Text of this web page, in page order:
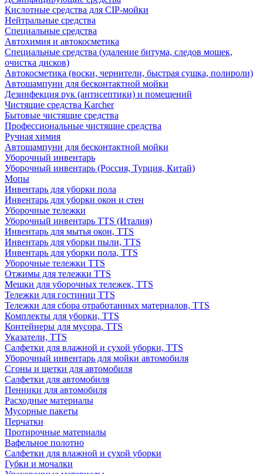
Кислотные средства для CIP-мойки
Нейтральные средства
Специальные средства
Автохимия и автокосметика
Специальные средства (удаление битума, следов мошек,
очистка дисков)
Автокосметика (воски, чернители, быстрая сушка, полироли)
Автошампуни для бесконтактной мойки
Дезинфекция рук (антисептики) и помещений
Чистящие средства Karcher
Бытовые чистящие средства
Профессиональные чистящие средства
Ручная химия
Автошампуни для бесконтактной мойки
Уборочный инвентарь
Уборочный инвентарь (Россия, Турция, Китай)
Мопы
Инвентарь для уборки пола
Инвентарь для уборки окон и стен
Уборочные тележки
Уборочный инвентарь TTS (Италия)
Инвентарь для мытья окон, TTS
Инвентарь для уборки пыли, TTS
Инвентарь для уборки пола, TTS
Уборочные тележки TTS
Отжимы для тележки TTS
Мешки для уборочных тележек, TTS
Тележки для гостиниц TTS
Тележки для сбора отработанных материалов, TTS
Комплекты для уборки, TTS
Контейнеры для мусора, TTS
Указатели, TTS
Салфетки для влажной и сухой уборки, TTS
Уборочный инвентарь для мойки автомобиля
Сгоны и щетки для автомобиля
Салфетки для автомобиля
Пенники для автомобиля
Расходные материалы
Мусорные пакеты
Перчатки
Протирочные материалы
Вафельное полотно
Салфетки для влажной и сухой уборки
Губки и мочалки